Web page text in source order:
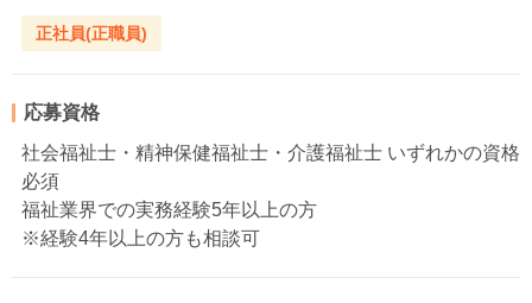
正社員(正職員)
応募資格
社会福祉士・精神保健福祉士・介護福祉士 いずれかの資格
必須
福祉業界での実務経験5年以上の方
※経験4年以上の方も相談可